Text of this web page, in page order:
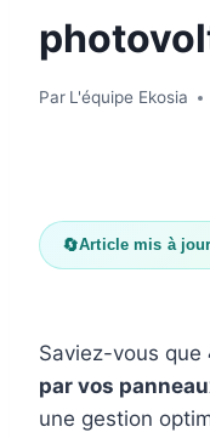
Par L'équipe Ekosia
🔄Article mis à
Saviez-vous que
par vos
une gestion